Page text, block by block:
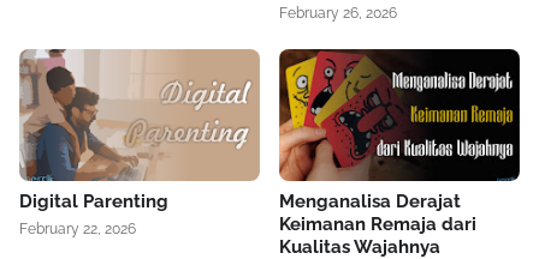
February 26, 2026
Digital Parenting
February 22, 2026
Menganalisa Derajat
Keimanan Remaja dari
Kualitas Wajahnya